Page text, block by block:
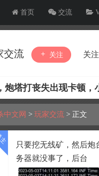
首页 交流
交流 关注 关注
炮塔打丧失出现卡顿，
中文网 > 玩家交流 > 正文
只要挖无线矿，然后
务器就没事了，后台